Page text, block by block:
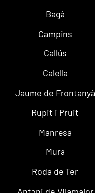
Bagà
Campins
Callús
Calella
Jaume de Frontanyà
Rupit i Pruit
Manresa
Mura
Roda de Ter